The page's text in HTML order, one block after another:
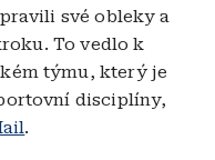
své obleky a
To vedlo k
týmu, který je
disciplíny,
.